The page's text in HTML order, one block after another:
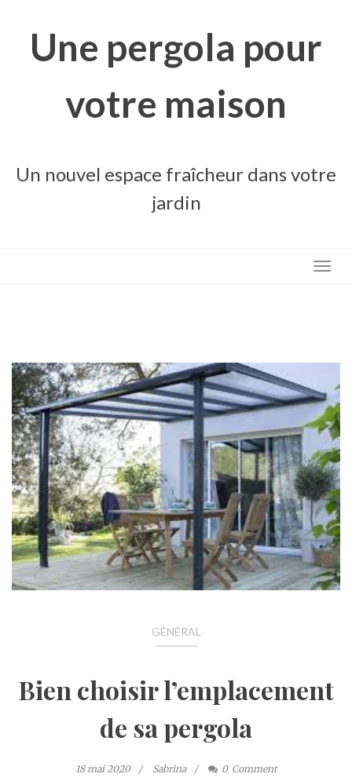
Une pergola pour
votre maison
Un nouvel espace fraîcheur dans votre
jardin
GÉNÉRAL
Bien choisir l’emplacement
de sa pergola
18 mai 2020 Sabrina 0 Comment